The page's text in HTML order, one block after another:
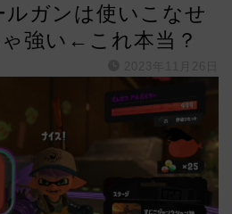
ガンは使いこなせ
強い←これ本当？